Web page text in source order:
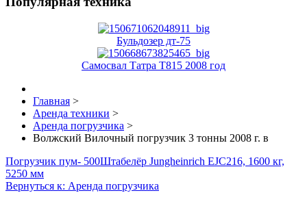
Бульдозер дт-75
Самосвал Татра Т815 2008 год
Главная >
Аренда техники >
Аренда погрузчика >
Волжский Вилочный погрузчик 3 тонны 2008 г. в
Погрузчик пум- 500Штабелёр Jungheinrich EJC216, 1600 кг,
5250 мм
Вернуться к: Аренда погрузчика